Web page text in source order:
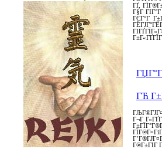
ГҐ,
Г§Г
ГЄГ°Г
ГЋ
Г¬Г
Г®Г±ГІГ